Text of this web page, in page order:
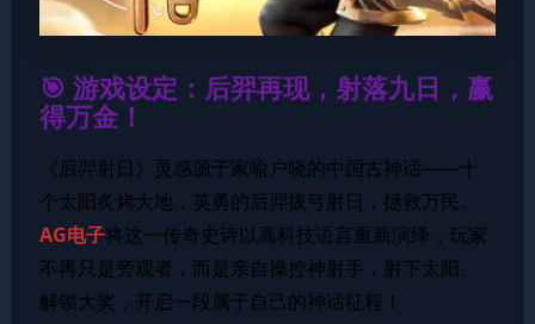
🎯 游戏设定：后羿再现，射落九日，赢
得万金！
《后羿射日》灵感源于家喻户晓的中国古神话——十
个太阳炙烤大地，英勇的后羿拔弓射日，拯救万民。
AG电子将这一传奇史诗以高科技语言重新演绎，玩家
不再只是旁观者，而是亲自操控神射手，射下太阳、
解锁大奖，开启一段属于自己的神话征程！